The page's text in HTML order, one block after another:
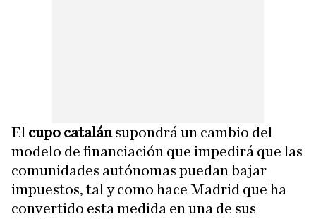
El cupo catalánsupondrá un cambio del
modelo de financiación que impedirá que las
comunidades autónomas puedan bajar
impuestos, tal y como hace Madrid que ha
convertido esta medida en una de sus